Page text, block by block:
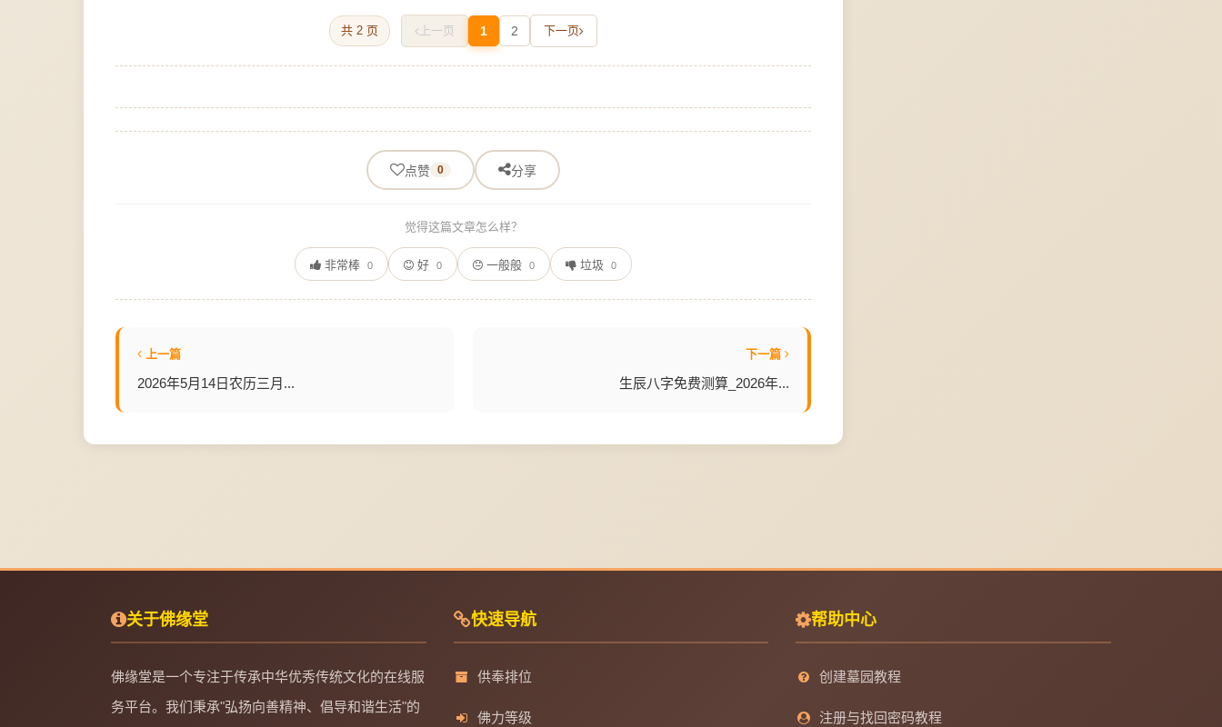
共 2 页 上一页 1 2 下一页
点赞 0 分享
觉得这篇文章怎么样？
非常棒 0 好 0 一般般 0 垃圾 0
上一篇
2026年5月14日农历三月...
下一篇
生辰八字免费测算_2026年...
关于佛缘堂
佛缘堂是一个专注于传承中华优秀传统文化的在线服
务平台。我们秉承"弘扬向善精神、倡导和谐生活"的
快速导航
供奉排位
佛力等级
帮助中心
创建墓园教程
注册与找回密码教程